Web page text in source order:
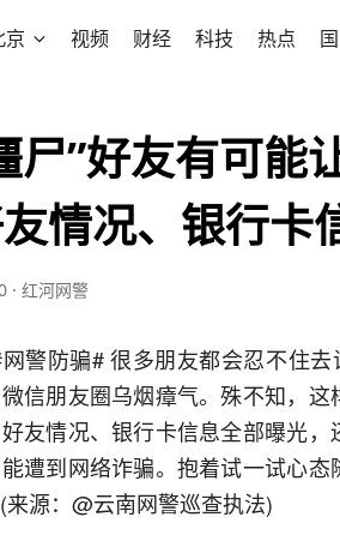
京 视频 财经 科技 热点
尸”好友有可能
情况、银行卡
· 红河网警
警防骗# 很多朋友都会忍不住
信朋友圈乌烟瘴气。殊不知，
友情况、银行卡信息全部曝光
遭到网络诈骗。抱着试一试心
源：@云南网警巡查执法)